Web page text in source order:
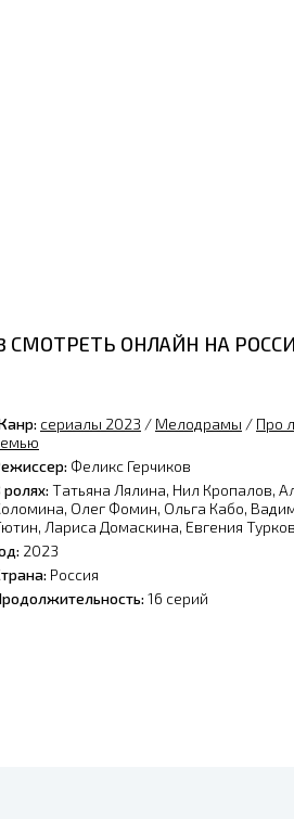
ОНЛАЙН НА
сериалы 2023 / Мелодрамы / Про
Феликс Герчиков
ролях: Татьяна Лялина, Нил Кропалов,
Олег Фомин, Ольга Кабо,
Лариса Домаскина, Евгения
2023
Россия
16 серий